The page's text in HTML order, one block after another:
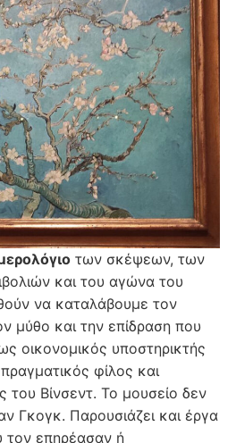
των σκέψεων, των
και του αγώνα του
να καταλάβουμε τον
μύθο και την επίδραση που
οικονομικός υποστηρικτής
φίλος και
του Βίνσεντ. Το μουσείο δεν
Γκογκ. Παρουσιάζει και έργα
τον επηρέασαν ή